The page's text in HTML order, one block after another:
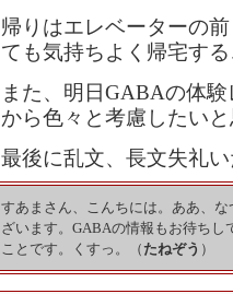
帰りはエレベーターの
ても気持ちよく帰宅す
また、明日GABAの体
から色々と考慮したい
最後に乱文、長文失礼
すあまさん、こんちには。ああ、
ざいます。GABAの情報もお待ち
ことです。くすっ。（たねぞう ）